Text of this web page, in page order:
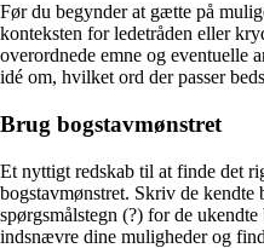
Før du begynder at gætte på
konteksten for ledetråden eller
overordnede emne og eventuelle
idé om, hvilket ord der passer
Brug bogstavmønstret
Et nyttigt redskab til at finde det
bogstavmønstret. Skriv de
spørgsmålstegn (?) for de
indsnævre dine muligheder og